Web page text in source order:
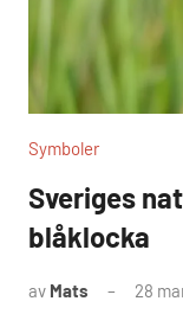
Symboler
Sveriges
blåklocka
av Mats 28